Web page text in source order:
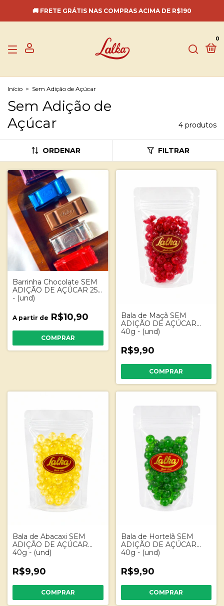
🚚 FRETE GRÁTIS NAS COMPRAS ACIMA DE R$190
0
Início > Sem Adição de Açúcar
Sem Adição de
Açúcar
4 produtos
ORDENAR FILTRAR
Barrinha Chocolate SEM
ADIÇÃO DE AÇÚCAR 25g
- (und)
A partir de R$10,90
COMPRAR
Bala de Maçã SEM
ADIÇÃO DE AÇÚCAR
40g - (und)
R$9,90
Bala de Abacaxi SEM
ADIÇÃO DE AÇÚCAR
40g - (und)
R$9,90
Bala de Hortelã SEM
ADIÇÃO DE AÇÚCAR
40g - (und)
R$9,90